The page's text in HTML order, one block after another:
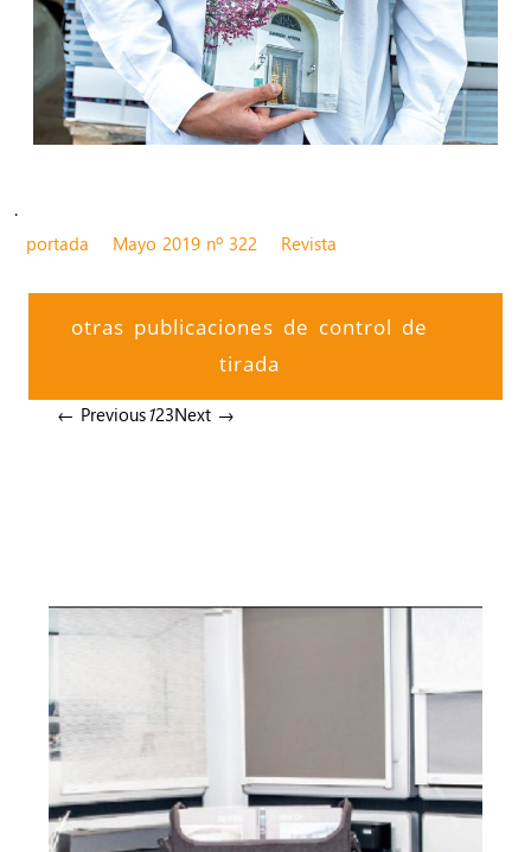
.
portada
Mayo 2019 nº 322 Revista
otras publicaciones de control de
tirada
← Previous123Next →